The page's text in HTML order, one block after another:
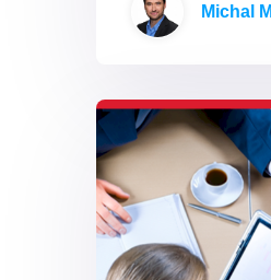
Michal